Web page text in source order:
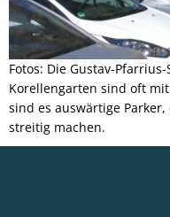
Fotos: Die Gustav-
Korellengarten sind oft
sind es auswärtige
streitig machen.